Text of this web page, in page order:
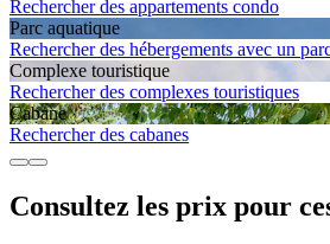
Rechercher des appartements condo
Parc aquatique
Rechercher des hébergements avec un
Complexe touristique
Rechercher des complexes touristiques
Cabane
Rechercher des cabanes
Consultez les prix pour